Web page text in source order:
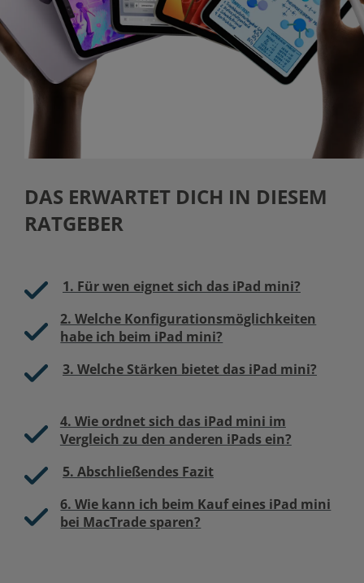
DAS ERWARTET DICH IN DIESEM
RATGEBER
1. Für wen eignet sich das iPad mini?
2. Welche Konfigurationsmöglichkeiten
habe ich beim iPad mini?
3. Welche Stärken bietet das iPad mini?
4. Wie ordnet sich das iPad mini im
Vergleich zu den anderen iPads ein?
5. Abschließendes Fazit
6. Wie kann ich beim Kauf eines iPad mini
bei MacTrade sparen?